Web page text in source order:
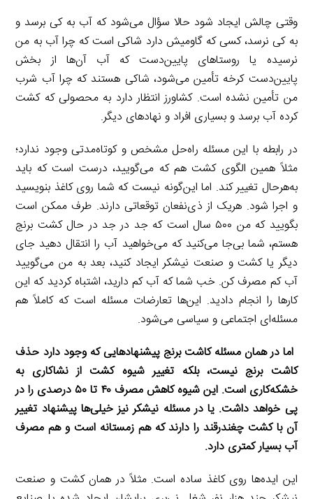
وقتی چالش ایجاد شود حالا سؤال می‌شود که آب به کی برسد و
به کی نرسد، کسی که گاومیش دارد شاکی است که چرا آب به من
نرسیده یا روستاهای پایین‌دست که آب آن‌ها از بخش
پایین‌دست کرخه تأمین می‌شود، شاکی هستند که چرا آب شرب
من تأمین نشده است. کشاورز انتظار دارد به محصولی که کشت
کرده آب برسد و بسیاری افراد و نهادهای دیگر.
در رابطه با این مسئله راه‌حل مشخص و کوتاه‌مدتی وجود ندارد؛
مثلاً همین الگوی کشت هم که می‌گویید، درست است که باید
به‌هرحال تغییر کند. اما این‌گونه نیست که شما روی کاغذ بنویسید
و اجرا شود. هریک از ذی‌نفعان توقعاتی دارند. طرف ممکن است
بگویید که من ۵۰۰ سال است که جد در جد در حال کشت برنج
هستم، شما بی‌جا می‌کنید که می‌خواهید آب را انتقال دهید جای
دیگر یا کشت و صنعت نیشکر ایجاد کنید، بعد به من می‌گویید
آب کم‌ مصرف کن. خب شما که آب کم دارید، اشتباه کردید که این
کارها را انجام دادید. این‌ها تعارضات مسئله است که کاملاً هم
مسئله‌ای اجتماعی و سیاسی می‌شود.
اما در همان مسئله کاشت برنج پیشنهادهایی که وجود دارد حذف
کاشت برنج نیست، بلکه تغییر شیوه کشت از نشاکاری به
خشکه‌کاری است. این شیوه کاهش مصرف ۴۰ تا ۵۰ درصدی را در
پی خواهد داشت. یا در مسئله نیشکر نیز خیلی‌ها پیشنهاد تغییر
آن با کشت چغندرقند را دارند که هم زمستانه است و هم مصرف
آب بسیار کمتری دارد.
این ایده‌ها روی کاغذ ساده است. مثلاً در همان کشت و صنعت